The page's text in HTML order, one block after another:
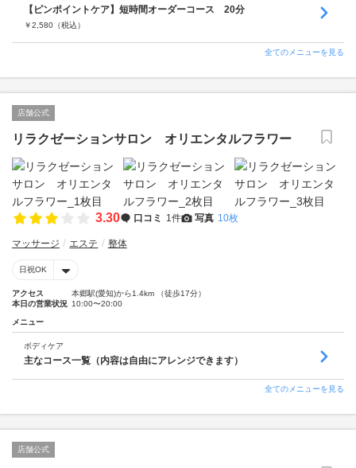
【ピンポイントケア】短時間オーダーコース 20分
￥2,580 （税込）
全てのメニューを見る
店舗公式
リラクゼーションサロン オリエンタルフラワー
3.30 口コミ 1件 写真 10枚
マッサージ エステ 整体
日祝OK
アクセス
本郷駅(愛知)から1.4km （徒歩17分）
本日の営業状況 10:00〜20:00
メニュー
ボディケア
主なコース一覧（内容は自由にアレンジできます）
全てのメニューを見る
店舗公式